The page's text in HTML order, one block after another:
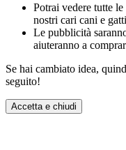
Potrai vedere tutte
nostri cari cani e
Le pubblicità
aiuteranno a
Se hai cambiato idea,
seguito!
Accetta e chiudi